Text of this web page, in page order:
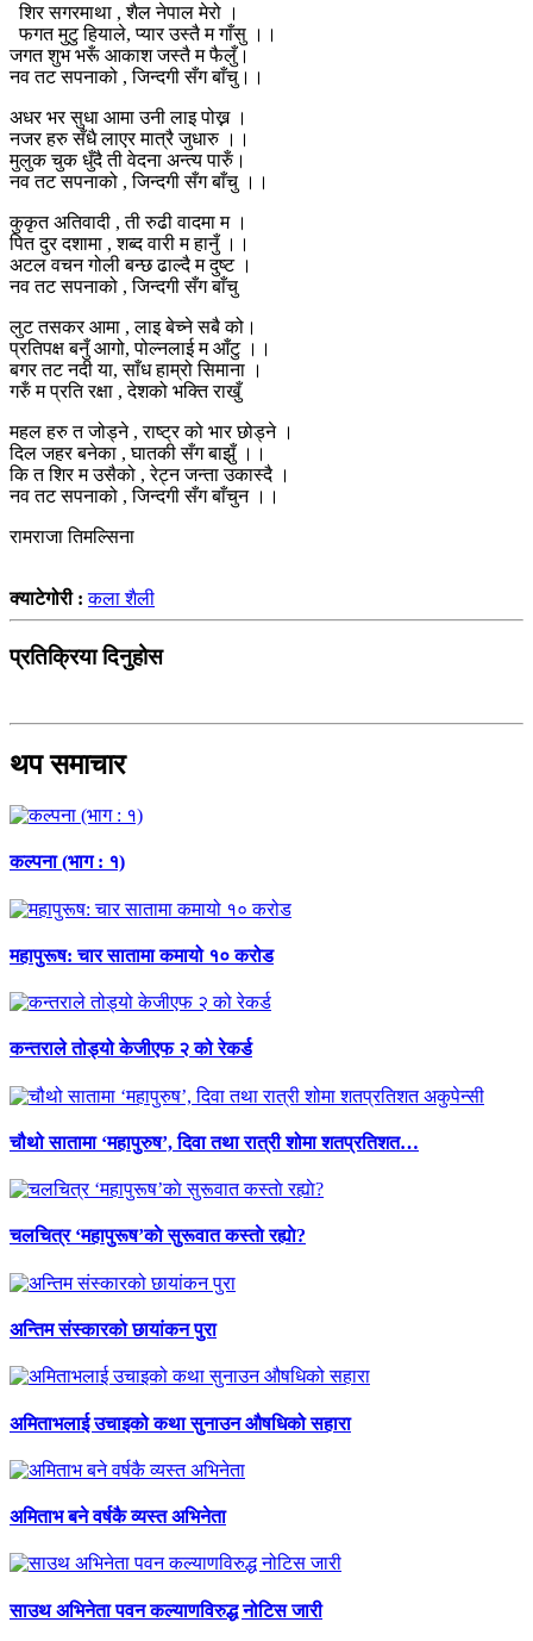
शिर सगरमाथा , शैल नेपाल मेरो ।
फगत मुटु हियाले, प्यार उस्तै म गाँसु ।।
जगत शुभ भरूँ आकाश जस्तै म फैलुँ।
नव तट सपनाको , जिन्दगी सँग बाँचु।।
अधर भर सुधा आमा उनी लाइ पोख्न ।
नजर हरु सँधै लाएर मात्रै जुधारु ।।
मुलुक चुक धुँदै ती वेदना अन्त्य पारुँ।
नव तट सपनाको , जिन्दगी सँग बाँचु ।।
कुकृत अतिवादी , ती रुढी वादमा म ।
पित दुर दशामा , शब्द वारी म हानुँ ।।
अटल वचन गोली बन्छ ढाल्दै म दुष्ट ।
नव तट सपनाको , जिन्दगी सँग बाँचु
लुट तसकर आमा , लाइ बेच्ने सबै को।
प्रतिपक्ष बनुँ आगो, पोल्नलाई म आँटु ।।
बगर तट नदी या, साँध हाम्रो सिमाना ।
गरुँ म प्रति रक्षा , देशको भक्ति राखुँ
महल हरु त जोड्ने , राष्ट्र को भार छोड्ने ।
दिल जहर बनेका , घातकी सँग बाझुँ ।।
कि त शिर म उसैको , रेट्न जन्ता उकास्दै ।
नव तट सपनाको , जिन्दगी सँग बाँचुन ।।
रामराजा तिमल्सिना
क्याटेगोरी :कला शैली
प्रतिक्रिया दिनुहोस
थप समाचार
कल्पना (भाग : १)
महापुरूष: चार सातामा कमायो १० करोड
कन्तराले तोड्यो केजीएफ २ को रेकर्ड
चौथो सातामा ‘महापुरुष’, दिवा तथा रात्री शोमा शतप्रतिशत…
चलचित्र ‘महापुरूष’काे सुरूवात कस्ताे रह्याे?
अन्तिम संस्कारको छायांकन पुरा
अमिताभलाई उचाइको कथा सुनाउन औषधिको सहारा
अमिताभ बने वर्षकै व्यस्त अभिनेता
साउथ अभिनेता पवन कल्याणविरुद्ध नोटिस जारी